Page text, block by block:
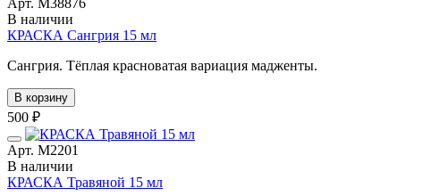
В наличии
КРАСКА Сангрия 15 мл
Сангрия. Тёплая красноватая вариация мадженты.
В корзину
500 ₽
Арт. М2201
В наличии
КРАСКА Травяной 15 мл